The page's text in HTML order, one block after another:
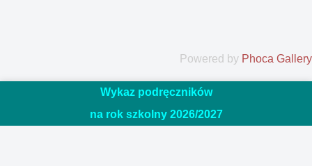
Powered by Phoca Gallery
Wykaz podręczników
na rok szkolny 2026/2027